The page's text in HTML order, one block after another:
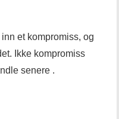
et kompromiss, og
Ikke kompromiss
senere .